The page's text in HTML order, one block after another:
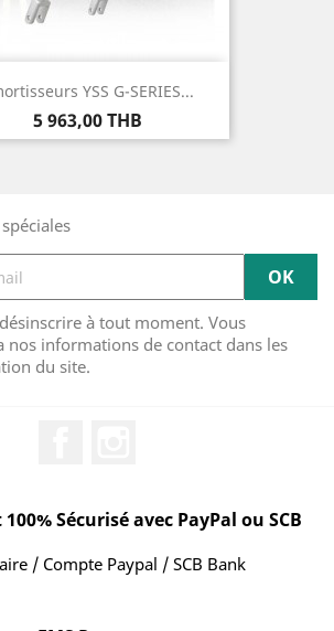
YSS G-SERIES...
Prix
5 963,00 THB
à tout moment. Vous
nos informations de contact dans les
du site.
Sécurisé avec PayPal ou SCB
/ Compte Paypal / SCB Bank